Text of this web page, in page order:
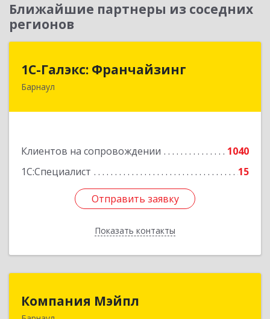
Ближайшие партнеры из соседних
регионов
1С-Галэкс: Франчайзинг
Барнаул
Клиентов на сопровождении
1040
1С:Специалист
15
Отправить заявку
Показать контакты
1С-Галэкс: Франчайзинг
656015, Алтайский край, Барнаул г, Деповская
Отправить заявку
Назад
Компания Мэйпл